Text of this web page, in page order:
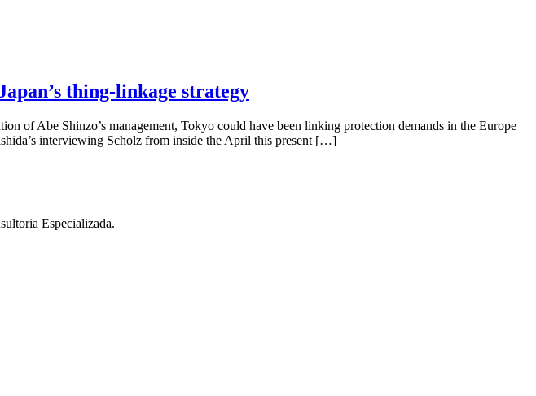
thing-linkage strategy
of Abe Shinzo’s management, Tokyo could have been linking protection demands in the Europe
interviewing Scholz from inside the April this present […]
Especializada.